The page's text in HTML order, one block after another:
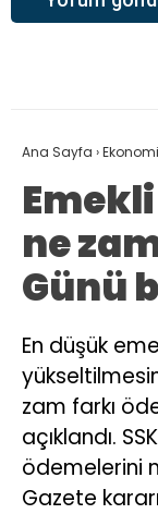
Ana Sayfa ›Ekonomi
ne
Günü
En düşük
zam farkı
açıklandı.
ödemelerini
Gazete